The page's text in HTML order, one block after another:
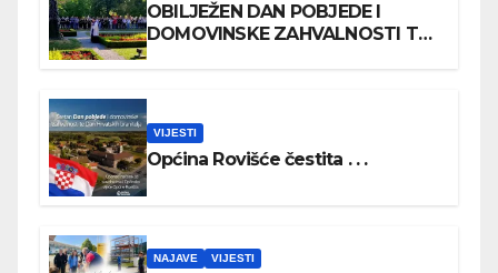
OBILJEŽEN DAN POBJEDE I
DOMOVINSKE ZAHVALNOSTI TE
VIJESTI
Općina Rovišće čestita . . .
NAJAVE VIJESTI